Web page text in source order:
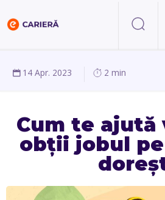
14 Apr. 2023 2 min
Cum te ajută
obții jobul